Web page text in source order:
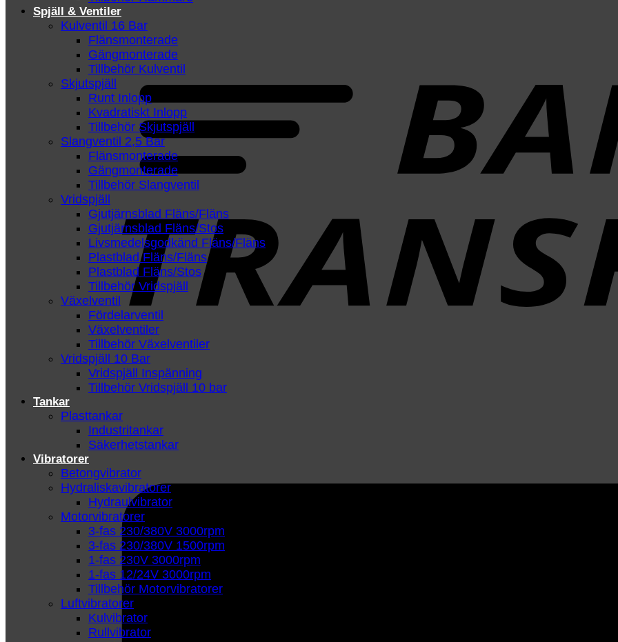
Spjäll & Ventiler
Kulventil 16 Bar
Flänsmonterade
Gängmonterade
Tillbehör Kulventil
Skjutspjäll
Runt Inlopp
Kvadratiskt Inlopp
Tillbehör Skjutspjäll
Slangventil 2,5 Bar
Flänsmonterade
Gängmonterade
Tillbehör Slangventil
Vridspjäll
Gjutjärnsblad Fläns/Fläns
Gjutjärnsblad Fläns/Stos
Livsmedelsgodkänd Fläns/Fläns
Plastblad Fläns/Fläns
Plastblad Fläns/Stos
Tillbehör Vridspjäll
Växelventil
Fördelarventil
Växelventiler
Tillbehör Växelventiler
Vridspjäll 10 Bar
Vridspjäll Inspänning
Tillbehör Vridspjäll 10 bar
Tankar
Plasttankar
Industritankar
Säkerhetstankar
Vibratorer
Betongvibrator
Hydraliskavibratorer
Hydraulvibrator
Motorvibratorer
3-fas 230/380V 3000rpm
3-fas 230/380V 1500rpm
1-fas 230V 3000rpm
1-fas 12/24V 3000rpm
Tillbehör Motorvibratorer
Luftvibratorer
Kulvibrator
Rullvibrator